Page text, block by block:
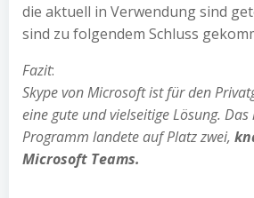
die aktuell in Verwendung sind
sind zu folgendem Schluss
Fazit:
Skype von Microsoft ist für den
eine gute und vielseitige Lösung. Das
Programm landete auf Platz zwei,
Microsoft Teams.